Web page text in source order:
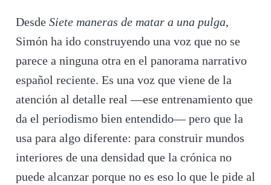
Desde Siete maneras de matar a una pulga,
Simón ha ido construyendo una voz que no se
parece a ninguna otra en el panorama narrativo
español reciente. Es una voz que viene de la
atención al detalle real —ese entrenamiento que
da el periodismo bien entendido— pero que la
usa para algo diferente: para construir mundos
interiores de una densidad que la crónica no
puede alcanzar porque no es eso lo que le pide al